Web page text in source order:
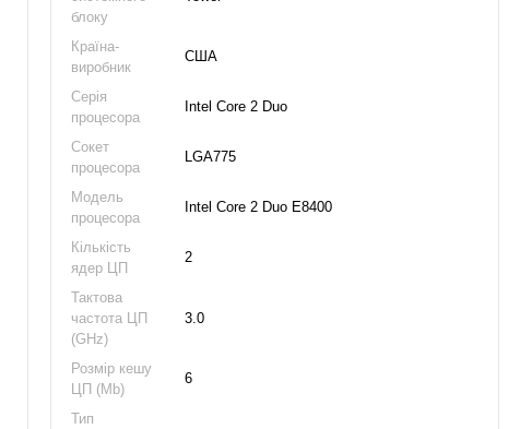
блоку
Країна-
виробник
США
Серія
процесора
Intel Core 2 Duo
Сокет
процесора
LGA775
Модель
процесора
Intel Core 2 Duo E8400
Кількість
ядер ЦП
2
Тактова
частота ЦП
(GHz)
3.0
Розмір кешу
ЦП (Mb)
6
Тип